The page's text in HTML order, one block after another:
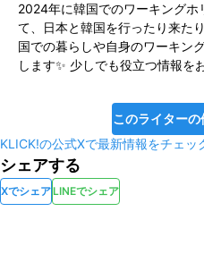
2024年に韓国でのワーキングホ
て、日本と韓国を行ったり来た
国での暮らしや自身のワーキン
します✨ 少しでも役立つ情報を
このライター
KLICK!の公式Xで最新情報をチェッ
シェアする
XでシェアLINEでシェア